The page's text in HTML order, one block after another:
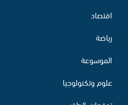
اقتصاد
رياضة
الموسوعة
علوم وتكنولوجيا